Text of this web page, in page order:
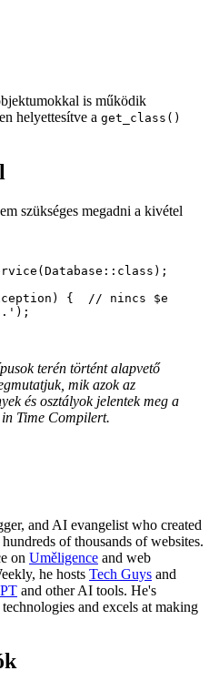
is működik
helyettesítve a get_class()
szükséges megadni a kivétel
{  // nincs $e
terén történt alapvető
mik azok az
és osztályok jelentek meg a
Time Compilert.
and AI evangelist who created
of thousands of websites.
on Uměligence and web
he hosts Tech Guys and
and other AI tools. He's
and excels at making